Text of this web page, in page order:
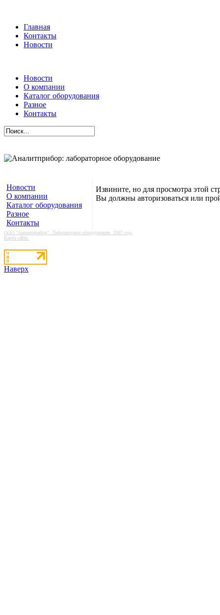
Главная
Контакты
Новости
Новости
О компании
Каталог оборудования
Разное
Контакты
Новости
О компании
Каталог оборудования
Разное
Контакты
Извините, но для просмотра этой
Вы должны авторизоваться или
ООО "Аналитприбор". Лабораторное оборудование. 2007 год.
Карта сайта.
Наверх